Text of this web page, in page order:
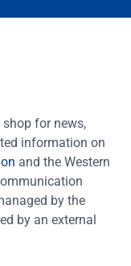
for news,
information on
and the Western
by the
by an external